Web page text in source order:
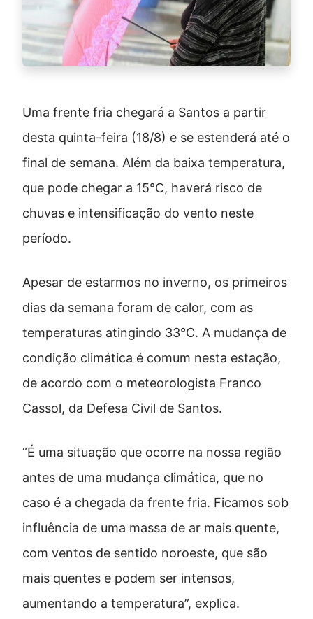
Uma frente fria chegará a Santos a partir
desta quinta-feira (18/8) e se estenderá até o
final de semana. Além da baixa temperatura,
que pode chegar a 15°C, haverá risco de
chuvas e intensificação do vento neste
período.
Apesar de estarmos no inverno, os primeiros
dias da semana foram de calor, com as
temperaturas atingindo 33°C. A mudança de
condição climática é comum nesta estação,
de acordo com o meteorologista Franco
Cassol, da Defesa Civil de Santos.
“É uma situação que ocorre na nossa região
antes de uma mudança climática, que no
caso é a chegada da frente fria. Ficamos sob
influência de uma massa de ar mais quente,
com ventos de sentido noroeste, que são
mais quentes e podem ser intensos,
aumentando a temperatura”, explica.